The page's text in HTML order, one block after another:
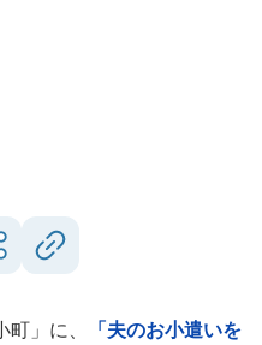
」に、
「夫のお小遣いを